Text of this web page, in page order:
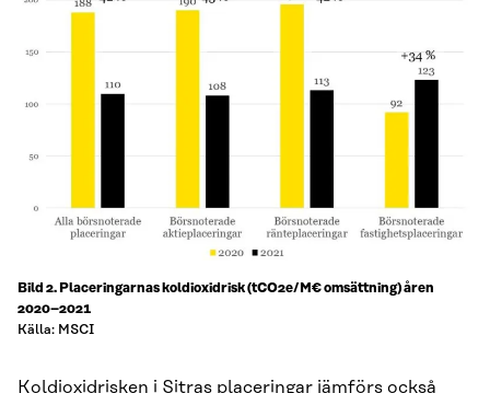
Bild 2. Placeringarnas koldioxidrisk (tCO2e/M€ omsättning) åren
2020–2021
Källa: MSCI
Koldioxidrisken i Sitras placeringar jämförs också